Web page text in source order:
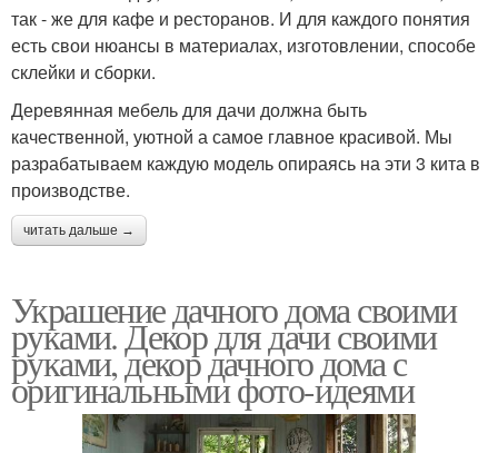
так - же для кафе и ресторанов. И для каждого понятия
есть свои нюансы в материалах, изготовлении, способе
склейки и сборки.
Деревянная мебель для дачи должна быть
качественной, уютной а самое главное красивой. Мы
разрабатываем каждую модель опираясь на эти 3 кита в
производстве.
читать дальше →
Украшение дачного дома своими
руками. Декор для дачи своими
руками, декор дачного дома с
оригинальными фото-идеями